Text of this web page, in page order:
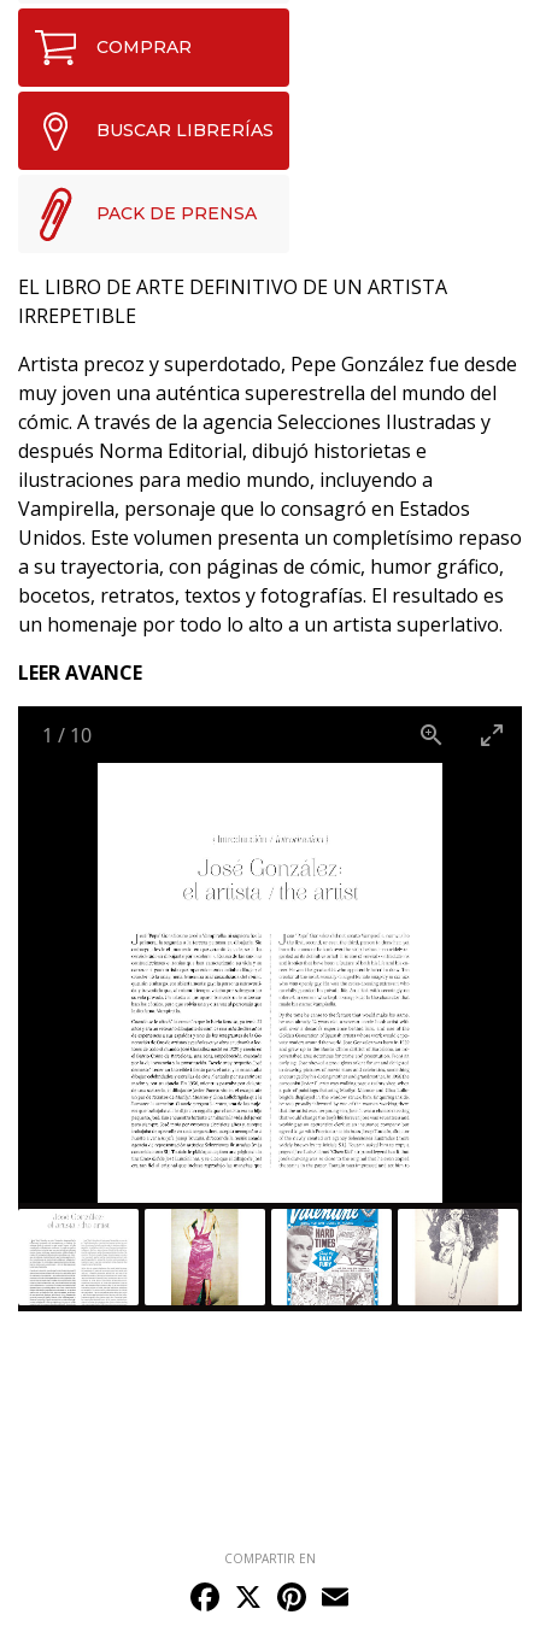
COMPRAR
BUSCAR LIBRERÍAS
PACK DE PRENSA
EL LIBRO DE ARTE DEFINITIVO DE UN ARTISTA
IRREPETIBLE
Artista precoz y superdotado, Pepe González fue desde
muy joven una auténtica superestrella del mundo del
cómic. A través de la agencia Selecciones Ilustradas y
después Norma Editorial, dibujó historietas e
ilustraciones para medio mundo, incluyendo a
Vampirella, personaje que lo consagró en Estados
Unidos. Este volumen presenta un completísimo repaso
a su trayectoria, con páginas de cómic, humor gráfico,
bocetos, retratos, textos y fotografías. El resultado es
un homenaje por todo lo alto a un artista superlativo.
LEER AVANCE
1 / 10
COMPARTIR EN
Facebook
X Pinterest